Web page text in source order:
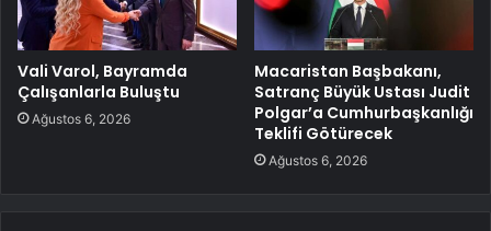
Vali Varol, Bayramda
Çalışanlarla Buluştu
Ağustos 6, 2026
Macaristan Başbakanı,
Satranç Büyük Ustası Judit
Polgar’a Cumhurbaşkanlığı
Teklifi Götürecek
Ağustos 6, 2026